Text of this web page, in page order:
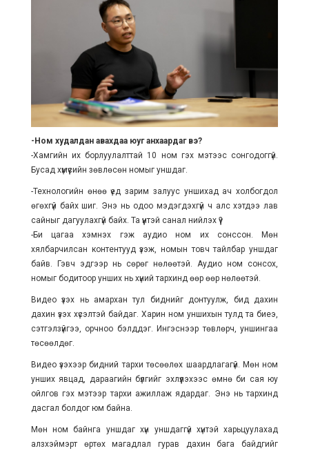
-Ном худалдан авахдаа юуг анхаардаг вэ?
-Хамгийн их борлуулалттай 10 ном гэх мэтээс сонгодоггүй.
Бусад хүмүүсийн зөвлөсөн номыг уншдаг.
-Технологийн өнөө үед зарим залуус уншихад ач холбогдол
өгөхгүй байх шиг. Энэ нь одоо мэдэгдэхгүй ч алс хэтдээ лав
сайныг дагуулахгүй байх. Та үүнтэй санал нийлэх үү?
-Би цагаа хэмнэх гэж аудио ном их сонссон. Мөн
хялбарчилсан контентууд үзэж, номын товч тайлбар уншдаг
байв. Гэвч эдгээр нь сөрөг нөлөөтэй. Аудио ном сонсох,
номыг бодитоор унших нь хүний тархинд өөр өөр нөлөөтэй.
Видео үзэх нь амархан тул биднийг донтуулж, бид дахин
дахин үзэх хүсэлтэй байдаг. Харин ном уншихын тулд та биеэ,
сэтгэлзүйгээ, орчноо бэлддэг. Ингэснээр төвлөрч, уншингаа
төсөөлдөг.
Видео үзэхээр бидний тархи төсөөлөх шаардлагагүй. Мөн ном
унших явцад, дараагийн бүлгийг эхлүүлэхээс өмнө би сая юу
ойлгов гэх мэтээр тархи ажиллаж ядардаг. Энэ нь тархинд
дасгал болдог юм байна.
Мөн ном байнга уншдаг хүн уншдаггүй хүнтэй харьцуулахад
алзхэймэрт өртөх магадлал гурав дахин бага байдгийг